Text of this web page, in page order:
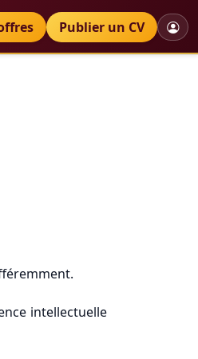
Petites annonces
Publier un CV
intellectuelle